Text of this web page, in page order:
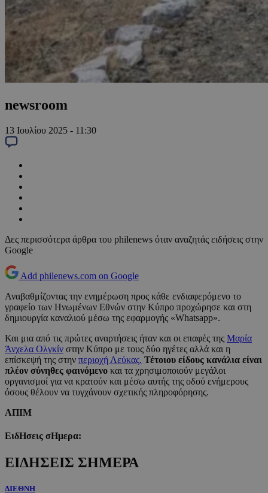
newsroom
13 Ιουλίου 2025 - 11:30
Δες περισσότερα άρθρα του philenews όταν αναζητάς ειδήσεις στην
Google
Add philenews.com on Google
Αναβαθμίζοντας την ενημέρωση προς κάθε ενδιαφερόμενο το
γραφείο των Ηνωμένων Εθνών στην Κύπρο προχώρησε και στη
δημιουργία καναλιού μέσω της εφαρμογής «Whatsapp».
Και μια από τις πρώτες αναρτήσεις ήταν και οι επαφές της Μαρία
Άνχελα Ολγκίν στην Κύπρο με τους δύο ηγέτες αλλά και η
επίσκεψή της στην περιοχή Λεύκας. Τέτοιου είδους κανάλια είναι
πλέον σύνηθες φαινόμενο και τα χρησιμοποιούν μεγάλοι
οργανισμοί για να κρατούν και μέσω αυτής της οδού ενήμερους
όσους θέλουν να τυγχάνουν σχετικής πληροφόρησης.
ΑΠΙΜ
ΕιδΗσεις σΗμερα:
ΕΙΔΗΣΕΙΣ ΣΗΜΕΡΑ
ΔΙΕΘΝΗ